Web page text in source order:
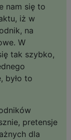
nam się to
iż w
na
W
tak szybko,
było to
pretensje
dla